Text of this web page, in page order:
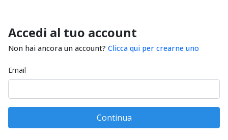
Accedi al tuo account
Non hai ancora un account? Clicca qui per crearne uno
Email
Continua